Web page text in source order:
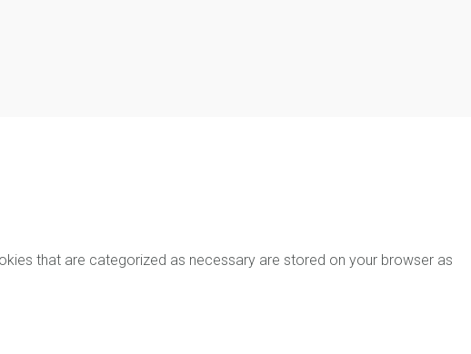
that are categorized as necessary are stored on your browser as